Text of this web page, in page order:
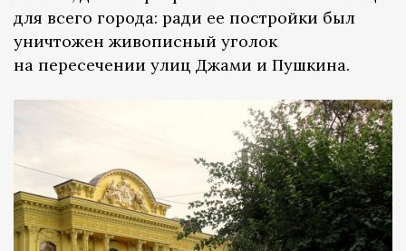
для всего города: ради ее постройки был
уничтожен живописный уголок
на пересечении улиц Джами и Пушкина.